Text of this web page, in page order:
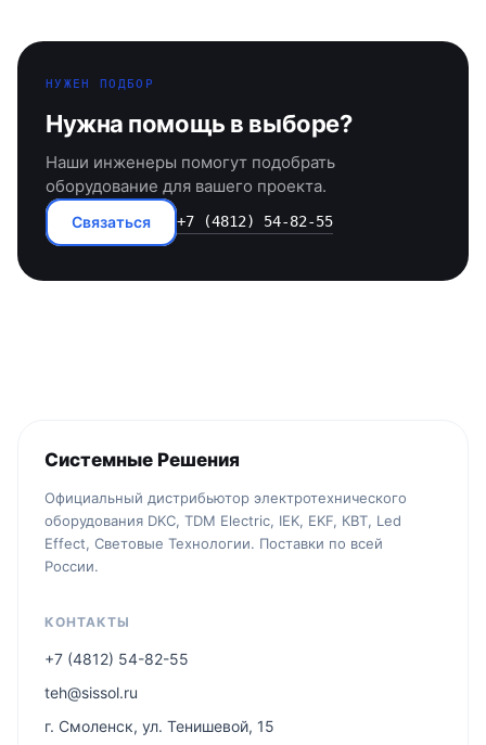
НУЖЕН ПОДБОР
Нужна помощь в выборе?
Наши инженеры помогут подобрать
оборудование для вашего проекта.
Связаться +7 (4812) 54-82-55
Системные Решения
Официальный дистрибьютор электротехнического
оборудования DKC, TDM Electric, IEK, EKF, КВТ, Led
Effect, Световые Технологии. Поставки по всей
России.
КОНТАКТЫ
+7 (4812) 54-82-55
teh@sissol.ru
г. Смоленск, ул. Тенишевой, 15